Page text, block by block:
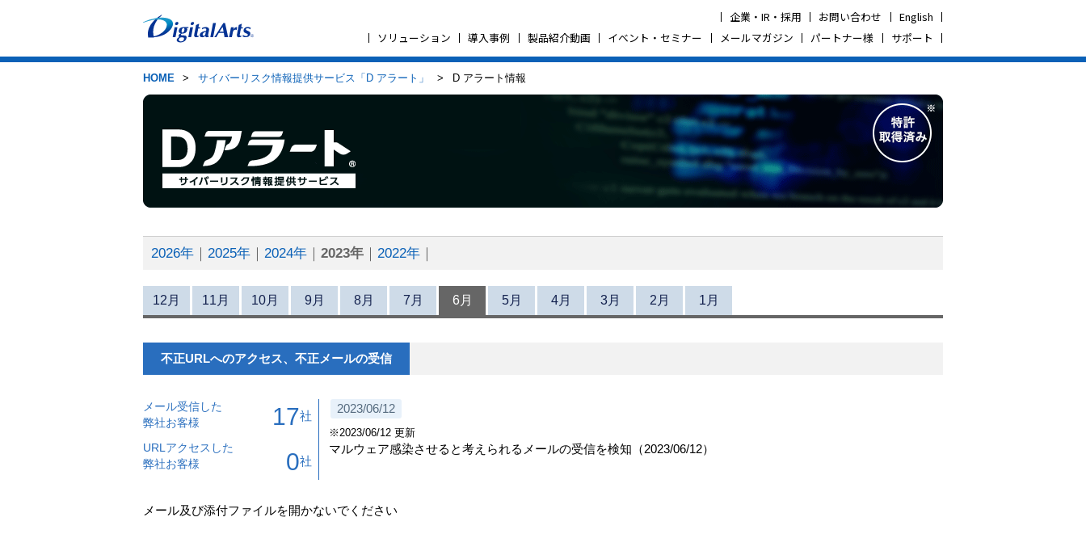
企業・IR・採用 お問い合わせ
English
ソリューション
導入事例 製品紹介動画 イベント・セミナー メールマガジン パートナー様 サポート
HOME サイバーリスク情報提供サービス「D アラート」 > D アラート情報
2026年 2025年 2024年 2023年 2022年
12月 11月 10月 9月 8月 7月 6月 5月 4月 3月 2月 1月
不正URLへのアクセス、不正メールの受信
メール受信した
弊社お客様
17社
URLアクセスした
弊社お客様
0社
2023/06/12
※2023/06/12 更新
マルウェア感染させると考えられるメールの受信を検知（2023/06/12）
メール及び添付ファイルを開かないでください